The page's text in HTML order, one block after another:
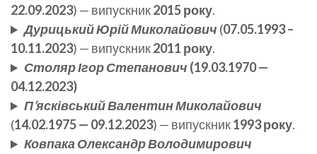
22.09.2023) — випускник2015 року.
ДурицькийЮрій Миколайович (07.05.1993 –
10.11.2023) — випускник2011 року.
Столяр Ігор Степанович (19.03.1970 —
04.12.2023)
П’ясківський Валентин Миколайович
(14.02.1975 — 09.12.2023) — випускник1993 року.
Ковпака Олександр Володимирович